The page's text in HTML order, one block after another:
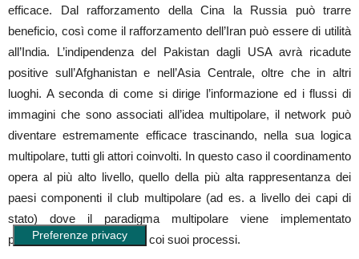
efficace. Dal rafforzamento della Cina la Russia può trarre
beneficio, così come il rafforzamento dell’Iran può essere di utilità
all’India. L’indipendenza del Pakistan dagli USA avrà ricadute
positive sull’Afghanistan e nell’Asia Centrale, oltre che in altri
luoghi. A seconda di come si dirige l’informazione ed i flussi di
immagini che sono associati all’idea multipolare, il network può
diventare estremamente efficace trascinando, nella sua logica
multipolare, tutti gli attori coinvolti. In questo caso il coordinamento
opera al più alto livello, quello della più alta rappresentanza dei
paesi componenti il club multipolare (ad es. a livello dei capi di
stato) dove il paradigma multipolare viene implementato
prendendo forma concreta coi suoi processi.